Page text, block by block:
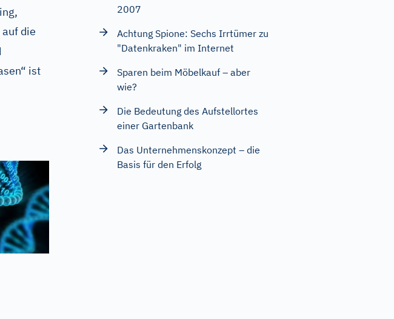
die
ist
2007
Achtung Spione: Sechs Irrtümer zu
"Datenkraken" im Internet
Sparen beim Möbelkauf – aber
wie?
Die Bedeutung des Aufstellortes
einer Gartenbank
Das Unternehmenskonzept – die
Basis für den Erfolg